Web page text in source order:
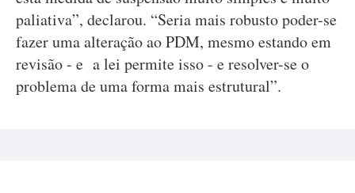
paliativa”, declarou. “Seria mais robusto poder-se
fazer uma alteração ao PDM, mesmo estando em
revisão - e a lei permite isso - e resolver-se o
problema de uma forma mais estrutural”.